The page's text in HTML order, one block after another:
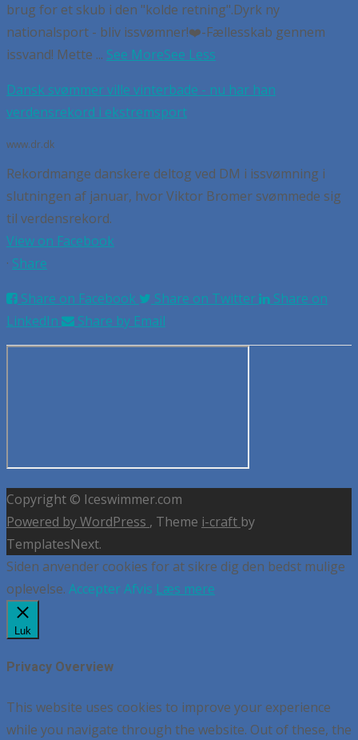
brug for et skub i den "kolde retning".Dyrk ny
nationalsport - bliv issvømner!❤️-Fællesskab gennem
issvand! Mette ... See MoreSee Less
Dansk svømmer ville vinterbade - nu har han
verdensrekord i ekstremsport
www.dr.dk
Rekordmange danskere deltog ved DM i issvømning i
slutningen af januar, hvor Viktor Bromer svømmede sig
til verdensrekord.
View on Facebook
· Share
Share on Facebook
Share on Twitter
Share on
LinkedIn
Share by Email
Copyright © Iceswimmer.com
Powered by WordPress , Theme i-craft by
TemplatesNext.
Siden anvender cookies for at sikre dig den bedst mulige
oplevelse. AccepterAfvis Læs mere
Luk
Privacy Overview
This website uses cookies to improve your experience
while you navigate through the website. Out of these, the